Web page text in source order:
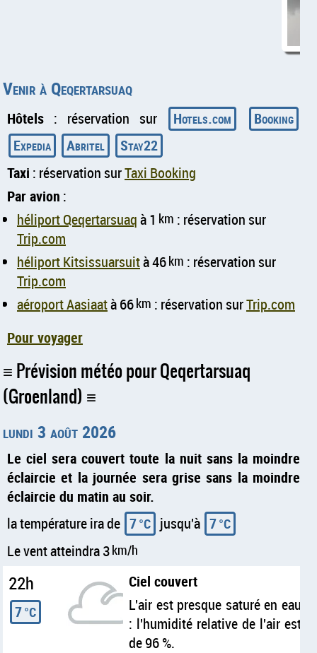
Venir à Qeqertarsuaq
Hôtels : réservation sur Hotels.com
Booking
Expedia
Abritel
Stay22
Taxi : réservation surTaxi Booking
Par avion :
héliport Qeqertarsuaqà 1 km : réservation sur
Trip.com
héliport Kitsissuarsuità 46km : réservation sur
Trip.com
aéroport Aasiaatà 66km : réservation surTrip.com
Pour voyager
Prévision météo pour Qeqertarsuaq
(Groenland)
lundi 3 août 2026
Le ciel sera couvert toute la nuit sans la moindre
éclaircie et la journée sera grise sans la moindre
éclaircie du matin au soir.
la température ira de 7°C jusqu'à 7°C
Le vent atteindra 3km/h
22h
7°C
Ciel couvert
L'air est presque saturé en eau
: l'humidité relative de l'air est
de 96 %.